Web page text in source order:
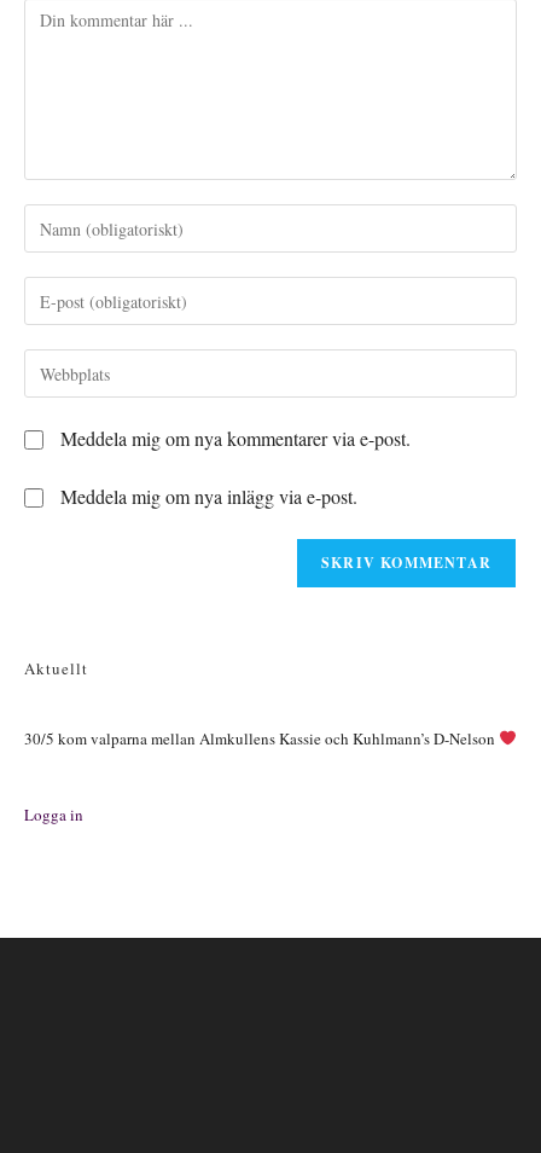
Kommentar
Ange
ditt
namn
eller
för
att
kommentera
Ange
din
e-
postadress
att
Ange
URL
din
webbplats
(valfritt)
Meddela mig om nya kommentarer via e-post.
Meddela mig om nya inlägg via e-post.
Aktuellt
30/5 kom valparna mellan Almkullens Kassie och Kuhlmann’s D-Nelson
Logga in